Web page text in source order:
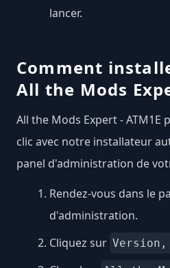
lancer.
Comment
All the Mods
All the Mods Expert - ATM1E
clic avec notre installateur
panel d'administration de
Rendez-vous dans le
d'administration.
Cliquez sur Version,